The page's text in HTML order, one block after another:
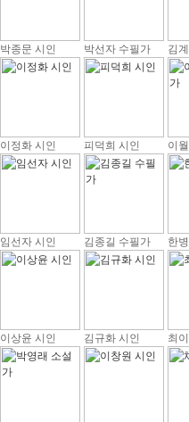
박종문 시인 박선자 수필가 김
이정화 시인 피덕희 시인 이
임선자 시인 김종길 수필가 한
이상윤 시인 김규화 시인 최